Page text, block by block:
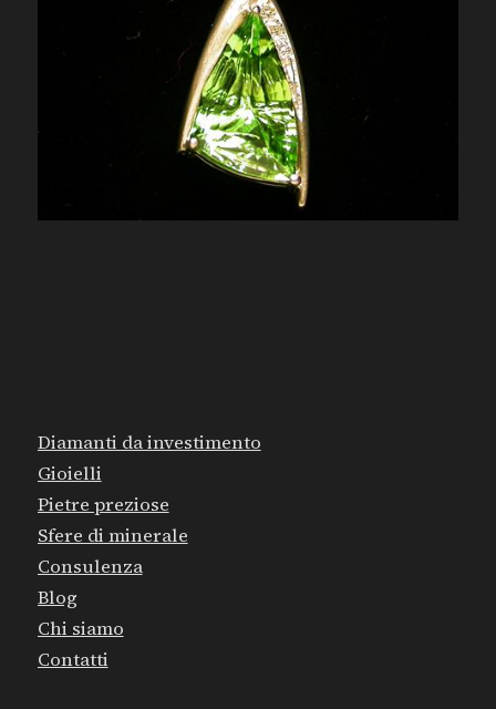
Diamanti da investimento
Gioielli
Pietre preziose
Sfere di minerale
Consulenza
Blog
Chi siamo
Contatti